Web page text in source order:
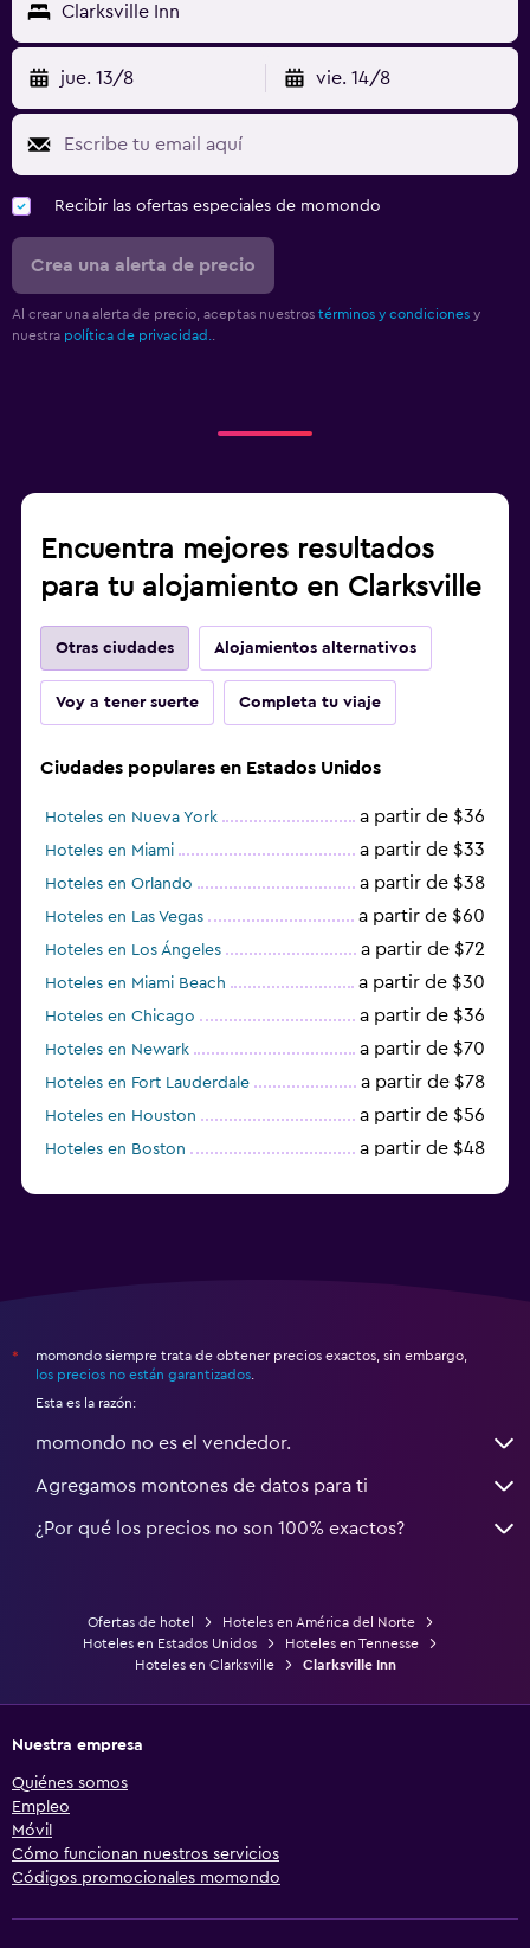
Clarksville Inn
jue. 13/8 vie. 14/8
Recibir las ofertas especiales de momondo
Crea una alerta de precio
Al crear una alerta de precio, aceptas nuestros términos y condiciones y
nuestra política de privacidad.
Encuentra mejores resultados
para tu alojamiento en Clarksville
Otras ciudades Alojamientos alternativos
Voy a tener suerte Completa tu viaje
Ciudades populares en Estados Unidos
Hoteles en Nueva York a partir de $36
Hoteles en Miami a partir de $33
Hoteles en Orlando a partir de $38
Hoteles en Las Vegas a partir de $60
Hoteles en Los Ángeles a partir de $72
Hoteles en Miami Beach a partir de $30
Hoteles en Chicago a partir de $36
Hoteles en Newark a partir de $70
Hoteles en Fort Lauderdale a partir de $78
Hoteles en Houston a partir de $56
Hoteles en Boston a partir de $48
*
momondo siempre trata de obtener precios exactos, sin embargo,
los precios no están garantizados
Esta es la razón:
momondo no es el vendedor.
Agregamos montones de datos para ti
¿Por qué los precios no son 100% exactos?
Ofertas de hotel
Hoteles en América del Norte
Hoteles en Estados Unidos
Hoteles en Tennesse
Hoteles en Clarksville
Clarksville Inn
Nuestra empresa
Quiénes somos
Empleo
Móvil
Cómo funcionan nuestros servicios
Códigos promocionales momondo